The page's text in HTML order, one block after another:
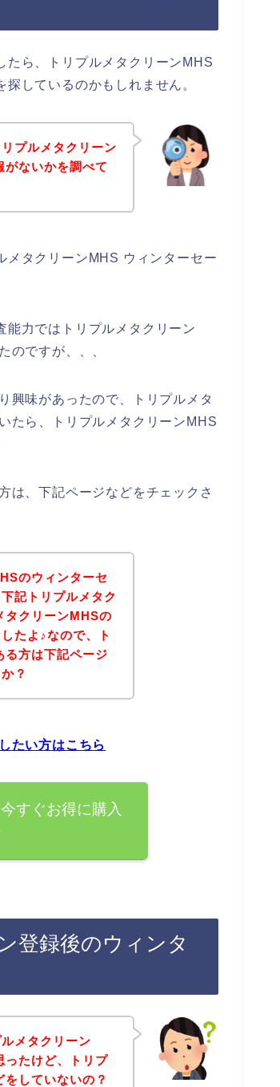
たら、トリプルメタクリーンMHS
しているのかもしれません。
プルメタクリーン
ないかを調べて
メタクリーンMHS ウィンターセー
能力ではトリプルメタクリーン
のですが、、、
興味があったので、トリプルメタ
たら、トリプルメタクリーンMHS
は、下記ページなどをチェックさ
のウィンターセ
記トリプルメタク
タクリーンMHSの
たよ♪なので、ト
る方は下記ページ
？
たい方はこちら
すぐお得に購入
登録後のウィンタ
メタクリーン
ったけど、トリプ
していないの？